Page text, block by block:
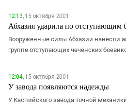
12:13,15 октября 2001
Абхазия ударила по отступающим
Вооруженные силы Абхазии нанесли
группе отступающих чеченских
12:04,15 октября 2001
У завода появляются надежды
У Каспийского завода точной